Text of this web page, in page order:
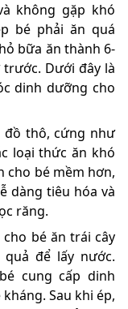
không gặp khó
bé phải ăn quá
bữa ăn thành 6-
Dưới đây là
dinh dưỡng cho
đồ thô, cứng như
loại thức ăn khó
cho bé mềm hơn,
dàng tiêu hóa và
răng.
bé ăn trái cây
để lấy nước.
cung cấp dinh
Sau khi ép,